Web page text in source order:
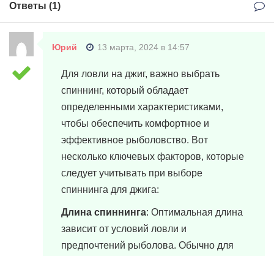
Ответы (1)
Юрий 13 марта, 2024 в 14:57
Для ловли на джиг, важно выбрать
спиннинг, который обладает
определенными характеристиками,
чтобы обеспечить комфортное и
эффективное рыболовство. Вот
несколько ключевых факторов, которые
следует учитывать при выборе
спиннинга для джига:
Длина спиннинга: Оптимальная длина
зависит от условий ловли и
предпочтений рыболова. Обычно для